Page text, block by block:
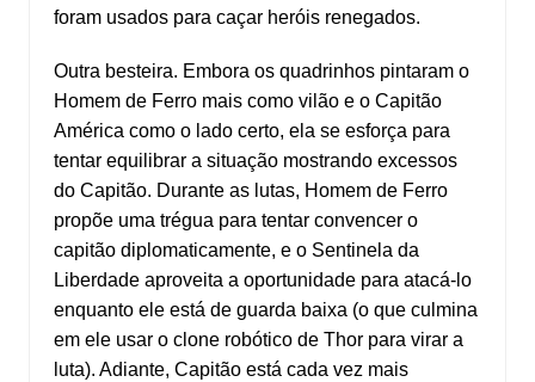
foram usados para caçar heróis renegados.
Outra besteira. Embora os quadrinhos pintaram o
Homem de Ferro mais como vilão e o Capitão
América como o lado certo, ela se esforça para
tentar equilibrar a situação mostrando excessos
do Capitão. Durante as lutas, Homem de Ferro
propõe uma trégua para tentar convencer o
capitão diplomaticamente, e o Sentinela da
Liberdade aproveita a oportunidade para atacá-lo
enquanto ele está de guarda baixa (o que culmina
em ele usar o clone robótico de Thor para virar a
luta). Adiante, Capitão está cada vez mais